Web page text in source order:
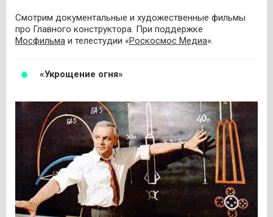
Смотрим документальные и художественные фильмы
про Главного конструктора. При поддержке ​​
Мосфильма и телестудии «Роскосмос Медиа».
«Укрощение огня»